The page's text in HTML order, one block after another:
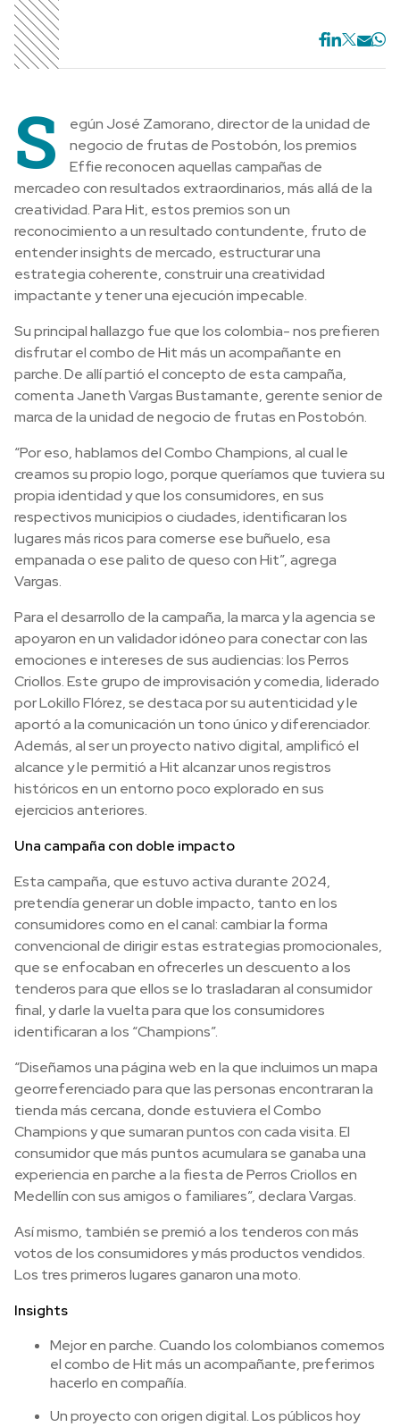
S
egún José Zamorano, director de la unidad de
negocio de frutas de Postobón, los premios
Effie reconocen aquellas campañas de
mercadeo con resultados extraordinarios, más allá de la
creatividad. Para Hit, estos premios son un
reconocimiento a un resultado contundente, fruto de
entender insights de mercado, estructurar una
estrategia coherente, construir una creatividad
impactante y tener una ejecución impecable.
Su principal hallazgo fue que los colombia- nos prefieren
disfrutar el combo de Hit más un acompañante en
parche. De allí partió el concepto de esta campaña,
comenta Janeth Vargas Bustamante, gerente senior de
marca de la unidad de negocio de frutas en Postobón.
“Por eso, hablamos del Combo Champions, al cual le
creamos su propio logo, porque queríamos que tuviera su
propia identidad y que los consumidores, en sus
respectivos municipios o ciudades, identificaran los
lugares más ricos para comerse ese buñuelo, esa
empanada o ese palito de queso con Hit”, agrega
Vargas.
Para el desarrollo de la campaña, la marca y la agencia se
apoyaron en un validador idóneo para conectar con las
emociones e intereses de sus audiencias: los Perros
Criollos. Este grupo de improvisación y comedia, liderado
por Lokillo Flórez, se destaca por su autenticidad y le
aportó a la comunicación un tono único y diferenciador.
Además, al ser un proyecto nativo digital, amplificó el
alcance y le permitió a Hit alcanzar unos registros
históricos en un entorno poco explorado en sus
ejercicios anteriores.
Una campaña con doble impacto
Esta campaña, que estuvo activa durante 2024,
pretendía generar un doble impacto, tanto en los
consumidores como en el canal: cambiar la forma
convencional de dirigir estas estrategias promocionales,
que se enfocaban en ofrecerles un descuento a los
tenderos para que ellos se lo trasladaran al consumidor
final, y darle la vuelta para que los consumidores
identificaran a los “Champions”.
“Diseñamos una página web en la que incluimos un mapa
georreferenciado para que las personas encontraran la
tienda más cercana, donde estuviera el Combo
Champions y que sumaran puntos con cada visita. El
consumidor que más puntos acumulara se ganaba una
experiencia en parche a la fiesta de Perros Criollos en
Medellín con sus amigos o familiares”, declara Vargas.
Así mismo, también se premió a los tenderos con más
votos de los consumidores y más productos vendidos.
Los tres primeros lugares ganaron una moto.
Insights
Mejor en parche. Cuando los colombianos comemos
el combo de Hit más un acompañante, preferimos
hacerlo en compañía.
Un proyecto con origen digital. Los públicos hoy